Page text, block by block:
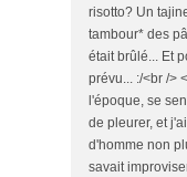
risotto? Un
tambour* des
était brûlé... Et
prévu... :/<br />
l'époque, se
de pleurer, et
d'homme non
savait